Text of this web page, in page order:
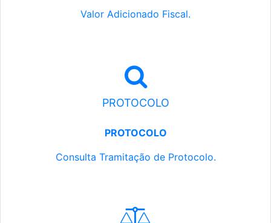
Valor Adicionado Fiscal.
PROTOCOLO
PROTOCOLO
Consulta Tramitação de Protocolo.